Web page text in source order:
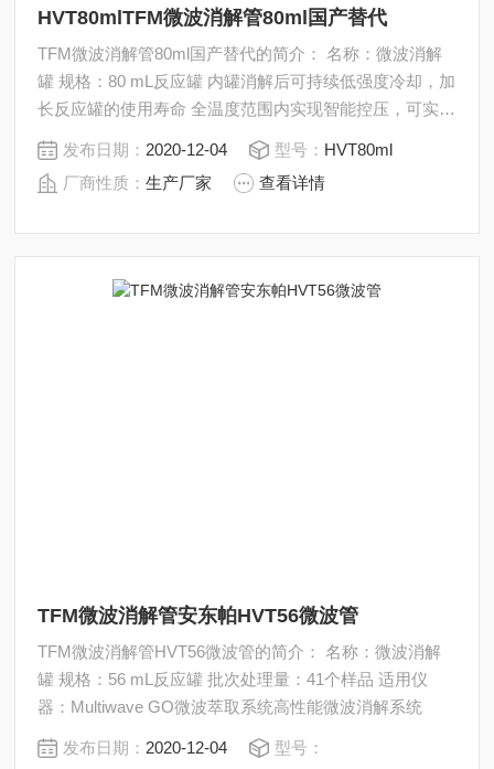
HVT80mlTFM微波消解管80ml国产替代
TFM微波消解管80ml国产替代的简介： 名称：微波消解
罐 规格：80 mL反应罐 内罐消解后可持续低强度冷却，加
长反应罐的使用寿命 全温度范围内实现智能控压，可实现
2g样品量的安全消解 微波消解过程中可以定向到单个的
样品，只需手动即可快速完成消解管的组装。
发布日期： 2020-12-04 型号： HVT80ml
厂商性质：生产厂家 查看详情
TFM微波消解管安东帕HVT56微波管
TFM微波消解管HVT56微波管的简介： 名称：微波消解
罐 规格：56 mL反应罐 批次处理量：41个样品 适用仪
器：Multiwave GO微波萃取系统高性能微波消解系统
发布日期： 2020-12-04
型号：